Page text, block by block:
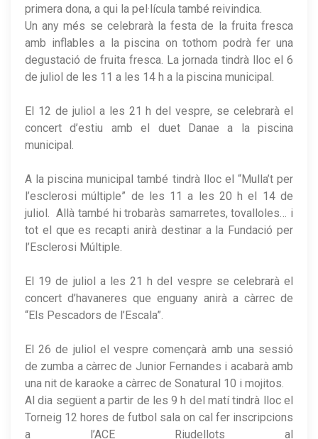
primera dona, a qui la pel·lícula també reivindica.
Un any més se celebrarà la festa de la fruita fresca
amb inflables a la piscina on tothom podrà fer una
degustació de fruita fresca. La jornada tindrà lloc el 6
de juliol de les 11 a les 14 h a la piscina municipal.
El 12 de juliol a les 21 h del vespre, se celebrarà el
concert d’estiu amb el duet Danae a la piscina
municipal.
A la piscina municipal també tindrà lloc el “Mulla’t per
l’esclerosi múltiple” de les 11 a les 20 h el 14 de
juliol. Allà també hi trobaràs samarretes, tovalloles… i
tot el que es recapti anirà destinar a la Fundació per
l’Esclerosi Múltiple.
El 19 de juliol a les 21 h del vespre se celebrarà el
concert d’havaneres que enguany anirà a càrrec de
“Els Pescadors de l’Escala”.
El 26 de juliol el vespre començarà amb una sessió
de zumba a càrrec de Junior Fernandes i acabarà amb
una nit de karaoke a càrrec de Sonatural 10 i mojitos.
Al dia següent a partir de les 9 h del matí tindrà lloc el
Torneig 12 hores de futbol sala on cal fer inscripcions
a l’ACE Riudellots al